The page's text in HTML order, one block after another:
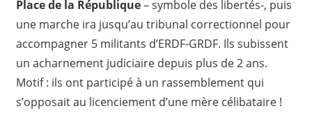
Place de la République– symbole des libertés-, puis
une marche ira jusqu’au tribunal correctionnel pour
accompagner 5 militants d’ERDF-GRDF. Ils subissent
un acharnement judiciaire depuis plus de 2 ans.
Motif : ils ont participé à un rassemblement qui
s’opposait au licenciement d’une mère célibataire !